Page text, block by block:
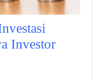
Investor